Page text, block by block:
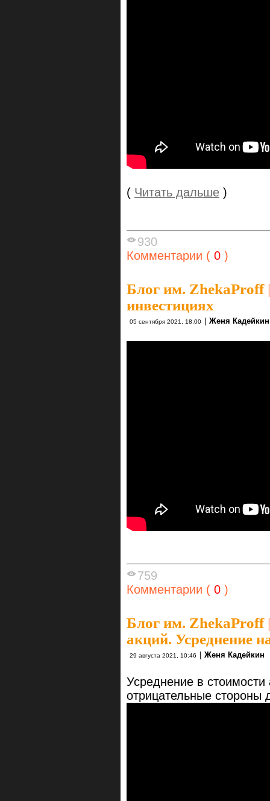
( Читать дальше )
930
Комментарии ( 0 )
Блог им. ZhekaProff|
инвестициях
05 сентября 2021, 18:00 Женя Кадейкин
759
Комментарии ( 0 )
Блог им. ZhekaProff|
акций. Усреднение
29 августа 2021, 10:46 | Женя Кадейкин
Усреднение в
отрицательные стороны